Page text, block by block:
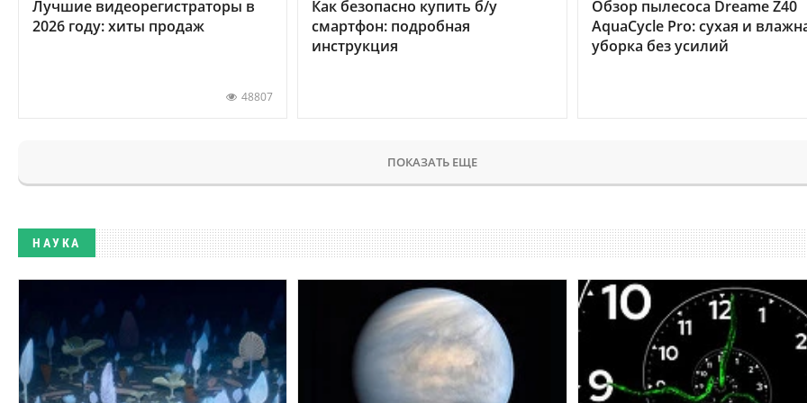
Лучшие видеорегистраторы в
2026 году: хиты продаж
48807
Как безопасно купить б/у
смартфон: подробная
инструкция
Обзор пылесоса Dreame Z40
AquaCycle Pro: сухая и
уборка без усилий
ПОКАЗАТЬ ЕЩЕ
НАУКА